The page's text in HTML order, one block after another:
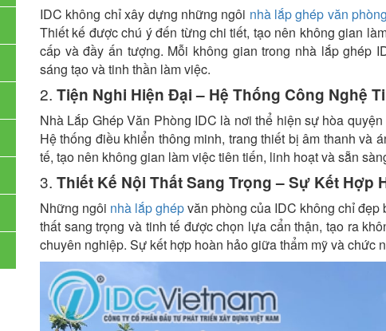
IDC không chỉ xây dựng những ngôi nhà lắp ghép văn phòng
Thiết kế được chú ý đến từng chi tiết, tạo nên không gian
cấp và đầy ấn tượng. Mỗi không gian trong nhà lắp ghép
sáng tạo và tinh thần làm việc.
2. Tiện Nghi Hiện Đại – Hệ Thống Công Nghệ
Nhà Lắp Ghép Văn Phòng IDC là nơi thể hiện sự hòa
Hệ thống điều khiển thông minh, trang thiết bị âm thanh và
tế, tạo nên không gian làm việc tiên tiến, linh hoạt và sẵn
3. Thiết Kế Nội Thất Sang Trọng – Sự Kết Hợp
Những ngôi nhà lắp ghépvăn phòng của IDC không chỉ
thất sang trọng và tinh tế được chọn lựa cẩn thận, tạo ra
chuyên nghiệp. Sự kết hợp hoàn hảo giữa thẩm mỹ và chức